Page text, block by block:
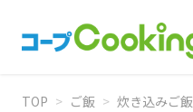
TOP > ご飯 > 炊き込みご飯